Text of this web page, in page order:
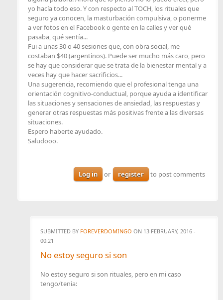
yo hacía todo eso. Y con respecto al TOCH, los rituales que
seguro ya conocen, la masturbación compulsiva, o ponerme
a ver fotos en el Facebook o gente en la calles y ver qué
pasaba, qué sentía...
Fui a unas 30 o 40 sesiones que, con obra social, me
costaban $40 (argentinos). Puede ser mucho más caro, pero
se hay que considerar que se trata de la bienestar mental y a
veces hay que hacer sacrificios...
Una sugerencia, recomiendo que el profesional tenga una
orientación cognitivo-conductual, porque ayuda a identificar
las situaciones y sensaciones de ansiedad, las respuestas y
generar otras respuestas más positivas frente a las diversas
situaciones.
Espero haberte ayudado.
Saludooo.
Log in or register to post comments
SUBMITTED BY FOREVERDOMINGO ON 13 FEBRUARY, 2016 -
00:21
No estoy seguro si son
No estoy seguro si son rituales, pero en mi caso
tengo/tenia: